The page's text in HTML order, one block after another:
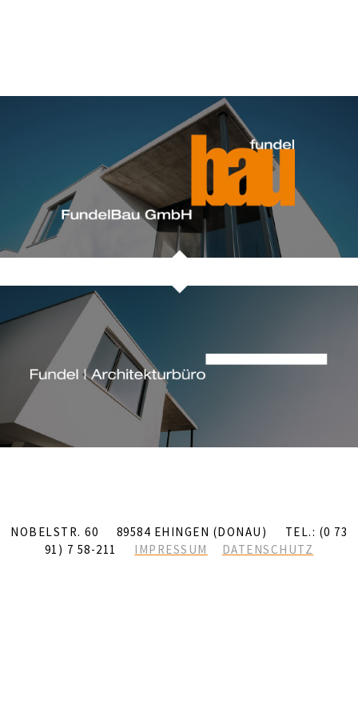
NOBELSTR. 60 89584 EHINGEN (DONAU) TEL.: (0 73
91) 7 58-211 IMPRESSUM DATENSCHUTZ